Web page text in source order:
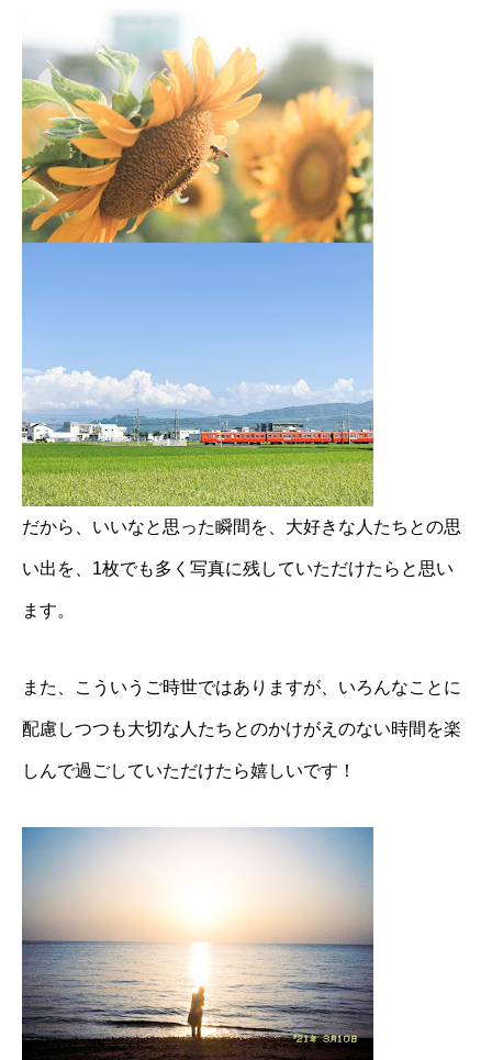
だから、いいなと思った瞬間を、大好きな人たちとの思
い出を、1枚でも多く写真に残していただけたらと思い
ます。
また、こういうご時世ではありますが、いろんなことに
配慮しつつも大切な人たちとのかけがえのない時間を楽
しんで過ごしていただけたら嬉しいです！